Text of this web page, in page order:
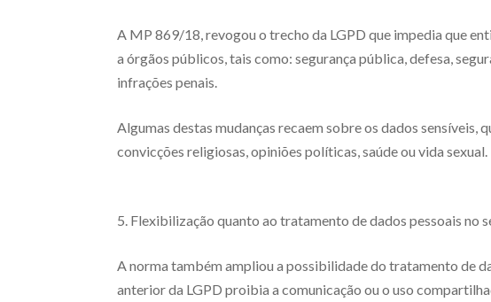
A MP 869/18, revogou o trecho da LGPD que impedia que
a órgãos públicos, tais como: segurança pública, defesa,
infrações penais.
Algumas destas mudanças recaem sobre os dados sensíveis,
convicções religiosas, opiniões políticas, saúde ou vida sexual.
5. Flexibilização quanto ao tratamento de dados pessoais no
A norma também ampliou a possibilidade do tratamento de
anterior da LGPD proibia a comunicação ou o uso